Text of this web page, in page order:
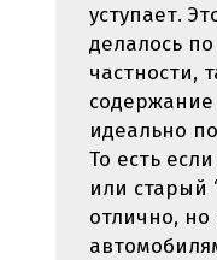
уступает.
делалось
частности,
идеально
То есть
или старый
отлично,